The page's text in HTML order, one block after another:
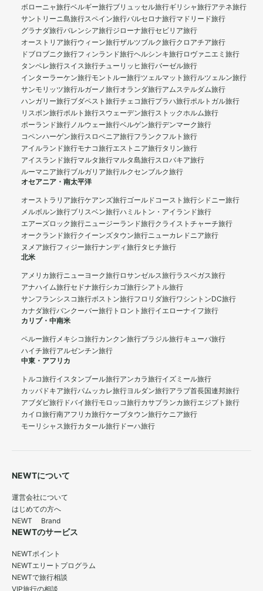
ボローニャ旅行ベルギー旅行ブリュッセル旅行ギリシャ旅行アテネ旅行
サントリーニ島旅行スペイン旅行バルセロナ旅行マドリード旅行
グラナダ旅行バレンシア旅行ジローナ旅行セビリア旅行
オーストリア旅行ウィーン旅行ザルツブルク旅行クロアチア旅行
ドブロブニク旅行フィンランド旅行ヘルシンキ旅行ロヴァニエミ旅行
タンペレ旅行スイス旅行チューリッヒ旅行バーゼル旅行
インターラーケン旅行モントルー旅行ツェルマット旅行ルツェルン旅行
サンモリッツ旅行ルガーノ旅行オランダ旅行アムステルダム旅行
ハンガリー旅行ブダペスト旅行チェコ旅行プラハ旅行ポルトガル旅行
リスボン旅行ポルト旅行スウェーデン旅行ストックホルム旅行
ポーランド旅行ノルウェー旅行ベルゲン旅行デンマーク旅行
コペンハーゲン旅行スロベニア旅行フランクフルト旅行
アイルランド旅行モナコ旅行エストニア旅行タリン旅行
アイスランド旅行マルタ旅行マルタ島旅行スロバキア旅行
ルーマニア旅行ブルガリア旅行ルクセンブルク旅行
オセアニア・南太平洋
オーストラリア旅行ケアンズ旅行ゴールドコースト旅行シドニー旅行
メルボルン旅行ブリスベン旅行ハミルトン・アイランド旅行
エアーズロック旅行ニュージーランド旅行クライストチャーチ旅行
オークランド旅行クイーンズタウン旅行ニューカレドニア旅行
ヌメア旅行フィジー旅行ナンディ旅行タヒチ旅行
北米
アメリカ旅行ニューヨーク旅行ロサンゼルス旅行ラスベガス旅行
アナハイム旅行セドナ旅行シカゴ旅行シアトル旅行
サンフランシスコ旅行ボストン旅行フロリダ旅行ワシントンDC旅行
カナダ旅行バンクーバー旅行 トロント旅行イエローナイフ旅行
カリブ・中南米
ペルー旅行メキシコ旅行カンクン旅行ブラジル旅行キューバ旅行
ハイチ旅行アルゼンチン旅行
中東・アフリカ
トルコ旅行イスタンブール旅行アンカラ旅行イズミール旅行
カッパドキア旅行パムッカレ旅行ヨルダン旅行アラブ首長国連邦旅行
アブダビ旅行 ドバイ旅行モロッコ旅行カサブランカ旅行エジプト旅行
カイロ旅行南アフリカ旅行ケープタウン旅行ケニア旅行
モーリシャス旅行カタール旅行 ドーハ旅行
NEWTについて
運営会社について
はじめての方へ
NEWT Brand
NEWTのサービス
NEWTポイント
NEWTエリートプログラム
NEWTで旅行相談
VIP旅行の相談